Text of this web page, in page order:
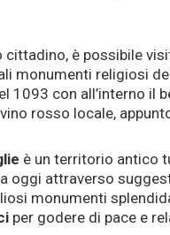
cittadino, è possibile
monumenti religiosi
1093 con all’interno il
rosso locale,
è un territorio antico
oggi attraverso
monumenti
per godere di pace e